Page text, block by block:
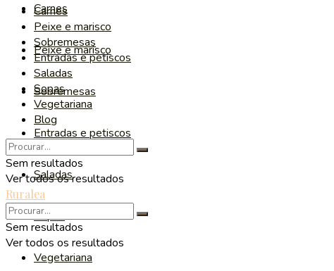
Carnes
Peixe e marisco
Sobremesas
Entradas e petiscos
Saladas
Sopas
Vegetariana
Carnes
Peixe e marisco
Sobremesas
Entradas e petiscos
Saladas
Sopas
Vegetariana
Blog
Sem resultados
Ver todos os resultados
Ruralea
Sem resultados
Ver todos os resultados